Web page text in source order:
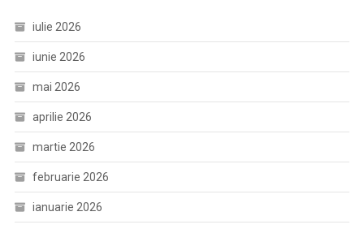
iulie 2026
iunie 2026
mai 2026
aprilie 2026
martie 2026
februarie 2026
ianuarie 2026